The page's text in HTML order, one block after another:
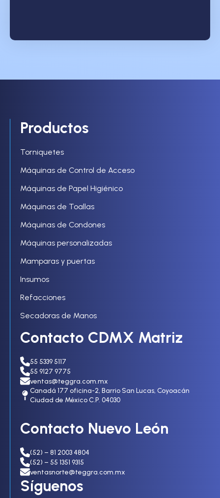
Productos
Torniquetes
Máquinas de Control de Acceso
Máquinas de Papel Higiénico
Máquinas de Toallas
Máquinas de Condones
Máquinas personalizadas
Mamparas y puertas
Insumos
Refacciones
Secadoras de Manos
Contacto CDMX Matriz
55 5339 5117
55 9127 9775
ventas@teggra.com.mx
Canadá 177 oficina-2, Barrio San Lucas, Coyoacán
Ciudad de México C.P. 04030
Contacto Nuevo León
(52) – 81 2003 4804
(52) – 55 1351 9315
ventasnorte@teggra.com.mx
Síguenos